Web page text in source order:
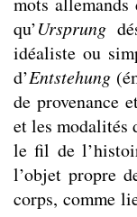
qu’Ursprung
idéaliste ou
d’Entstehung
de provenance
et les modalités
le fil de
l’objet propre
corps, comme